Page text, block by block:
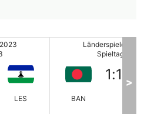
Länderspiele 2023
Spieltag 3
1 1 >